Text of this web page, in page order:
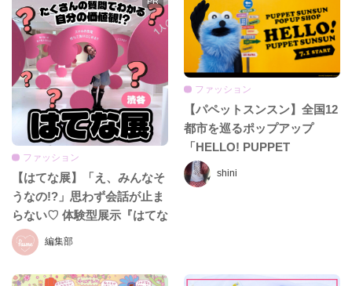
編集部
ファッション
【はてな展】「え、みんなそ
うなの!?」思わず会話が止ま
らない♡ 体験型展示『はてな
展』に行ってきたレポ
shini
ファッション
【パペットスンスン】全国12
都市を巡るポップアップ
「HELLO! PUPPET
SUNSUN」が7月1日スター
ト♡ご当地限定グッズも初登